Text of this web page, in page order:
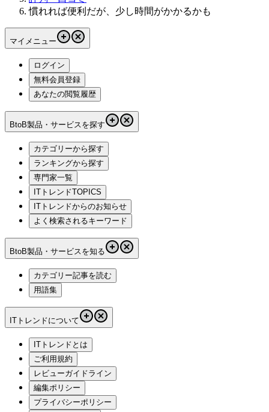
慣れれば便利だが、少し時間がかかるかも
マイメニュー
ログイン
無料会員登録
あなたの閲覧履歴
BtoB製品・サービスを探す
カテゴリーから探す
ランキングから探す
専門家一覧
ITトレンドTOPICS
ITトレンドからのお知らせ
よく検索されるキーワード
BtoB製品・サービスを知る
カテゴリー記事を読む
用語集
ITトレンドについて
ITトレンドとは
ご利用規約
レビューガイドライン
編集ポリシー
プライバシーポリシー